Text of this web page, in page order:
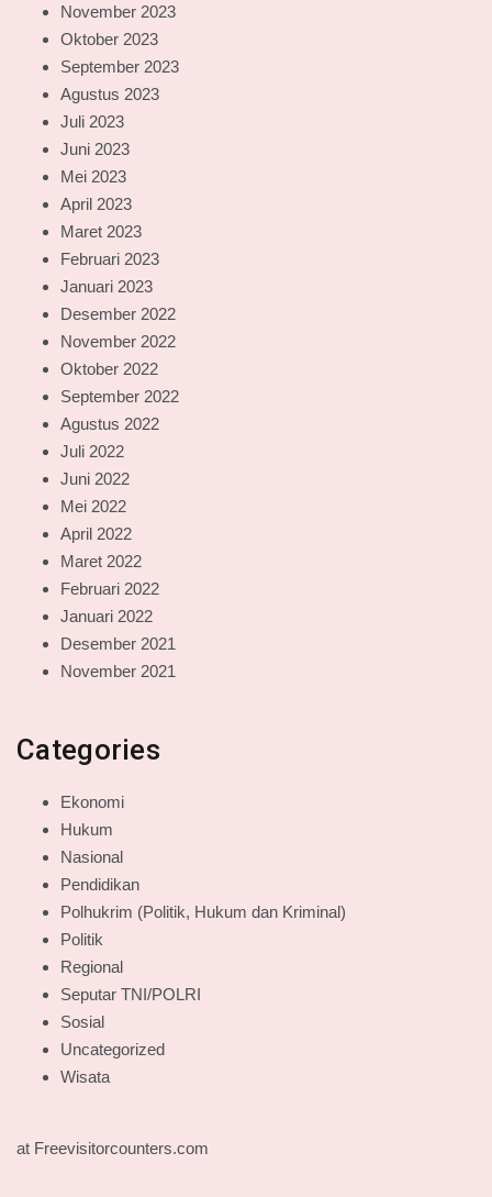
November 2023
Oktober 2023
September 2023
Agustus 2023
Juli 2023
Juni 2023
Mei 2023
April 2023
Maret 2023
Februari 2023
Januari 2023
Desember 2022
November 2022
Oktober 2022
September 2022
Agustus 2022
Juli 2022
Juni 2022
Mei 2022
April 2022
Maret 2022
Februari 2022
Januari 2022
Desember 2021
November 2021
Categories
Ekonomi
Hukum
Nasional
Pendidikan
Polhukrim (Politik, Hukum dan Kriminal)
Politik
Regional
Seputar TNI/POLRI
Sosial
Uncategorized
Wisata
at Freevisitorcounters.com